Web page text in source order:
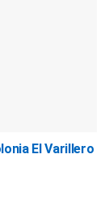
El Varillero